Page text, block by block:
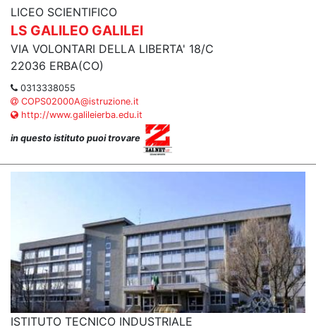
LICEO SCIENTIFICO
LS GALILEO GALILEI
VIA VOLONTARI DELLA LIBERTA' 18/C
22036 ERBA(CO)
0313338055
COPS02000A@istruzione.it
http://www.galileierba.edu.it
in questo istituto puoi trovare
ISTITUTO TECNICO INDUSTRIALE